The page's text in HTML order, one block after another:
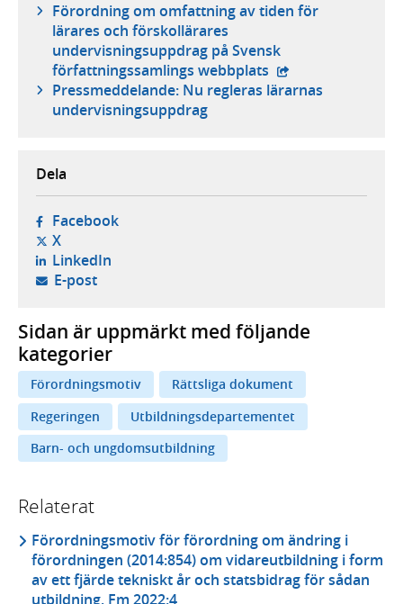
Förordning om omfattning av tiden för
lärares och förskollärares
undervisningsuppdrag på Svensk
författningssamlings webbplats - extern
Pressmeddelande: Nu regleras lärarnas
undervisningsuppdrag
Dela
Facebook- öppnas i ny flik, extern webbplats,
X- öppnas i ny flik, extern webbplats,
LinkedIn- öppnas i ny flik, extern webbplats,
E-post- öppnar din e-postklient,
Sidan är uppmärkt med följande
kategorier
Förordningsmotiv
Rättsliga dokument
Regeringen
Utbildningsdepartementet
Barn- och ungdomsutbildning
Relaterat
Förordningsmotiv för förordning om ändring i
förordningen (2014:854) om vidareutbildning i form
av ett fjärde tekniskt år och statsbidrag för sådan
utbildning, Fm 2022:4